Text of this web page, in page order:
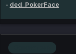
- ded_PokerFace